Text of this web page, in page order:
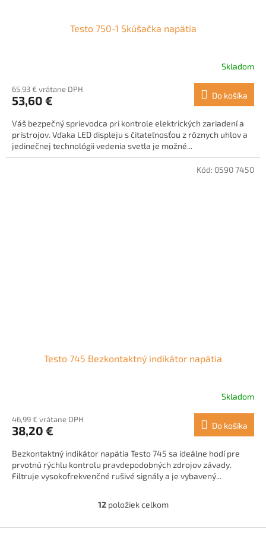
Testo 750-1 Skúšačka napätia
Skladom
65,93 € vrátane DPH
53,60 € Do košíka
Váš bezpečný sprievodca pri kontrole elektrických zariadení a
prístrojov. Vďaka LED displeju s čitateľnosťou z rôznych uhlov a
jedinečnej technológii vedenia svetla je možné...
Testo 745 Bezkontaktný indikátor napätia
produktu
je
z
5
hviezdičiek.
Skladom
46,99 € vrátane DPH
38,20 € Do košíka
Bezkontaktný indikátor napätia Testo 745 sa ideálne hodí pre
prvotnú rýchlu kontrolu pravdepodobných zdrojov závady.
Filtruje vysokofrekvenčné rušivé signály a je vybavený...
Kód: 0590 7450
O
l
12položiek celkom